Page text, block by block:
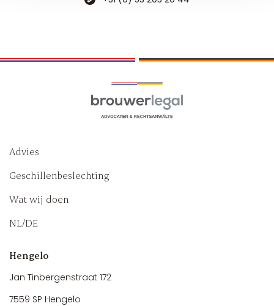
Advies
Geschillenbeslechting
Wat wij doen
NL/DE
Hengelo
Jan Tinbergenstraat 172
7559 SP Hengelo